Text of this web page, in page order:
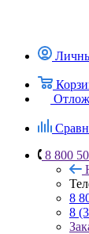
8 800
8
8